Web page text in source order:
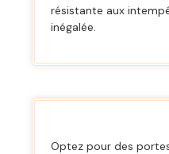
résistante aux
inégalée.
Optez pour des